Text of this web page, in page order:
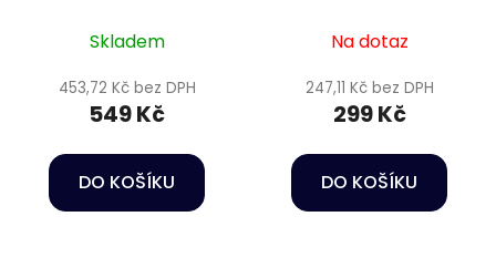
Skladem
453,72 Kč bez DPH
549 Kč
DO KOŠÍKU
Na dotaz
247,11 Kč bez DPH
299 Kč
DO KOŠÍKU